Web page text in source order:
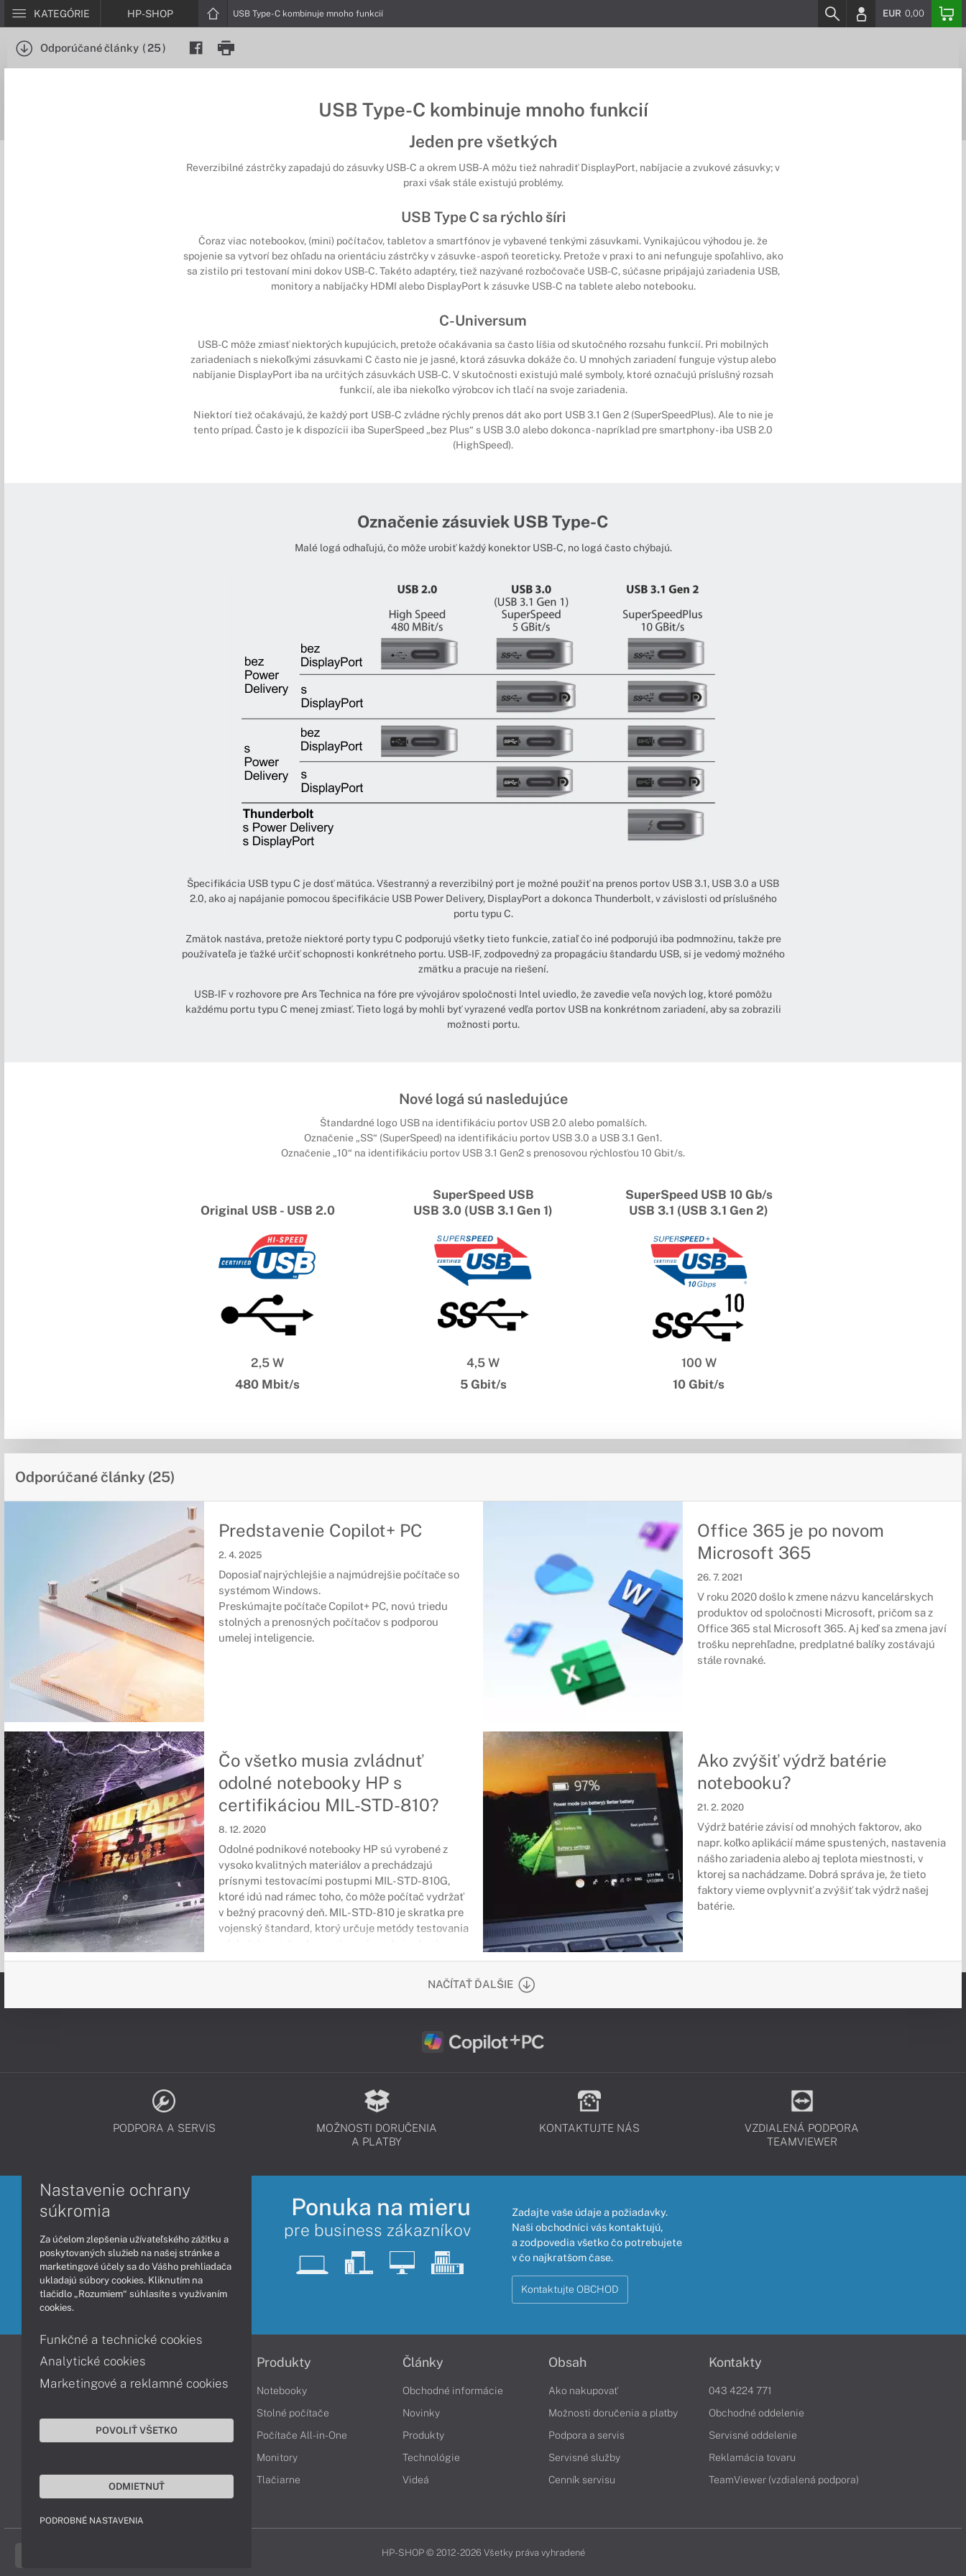
KATEGÓRIE HP-SHOP USB Type-C kombinuje mnoho funkcií EUR 0,00
Odporúčané články (25)
USB Type-C kombinuje mnoho funkcií
Jeden pre všetkých
Reverzibilné zástrčky zapadajú do zásuvky USB-C a okrem USB-A môžu tiež nahradiť DisplayPort, nabíjacie a zvukové zásuvky; v
praxi však stále existujú problémy.
USB Type C sa rýchlo šíri
Čoraz viac notebookov, (mini) počítačov, tabletov a smartfónov je vybavené tenkými zásuvkami. Vynikajúcou výhodou je. že
spojenie sa vytvorí bez ohľadu na orientáciu zástrčky v zásuvke - aspoň teoreticky. Pretože v praxi to ani nefunguje spoľahlivo, ako
sa zistilo pri testovaní mini dokov USB-C. Takéto adaptéry, tiež nazývané rozbočovače USB-C, súčasne pripájajú zariadenia USB,
monitory a nabíjačky HDMI alebo DisplayPort k zásuvke USB-C na tablete alebo notebooku.
C-Universum
USB-C môže zmiasť niektorých kupujúcich, pretože očakávania sa často líšia od skutočného rozsahu funkcií. Pri mobilných
zariadeniach s niekoľkými zásuvkami C často nie je jasné, ktorá zásuvka dokáže čo. U mnohých zariadení funguje výstup alebo
nabíjanie DisplayPort iba na určitých zásuvkách USB-C. V skutočnosti existujú malé symboly, ktoré označujú príslušný rozsah
funkcií, ale iba niekoľko výrobcov ich tlačí na svoje zariadenia.
Niektorí tiež očakávajú, že každý port USB-C zvládne rýchly prenos dát ako port USB 3.1 Gen 2 (SuperSpeedPlus). Ale to nie je
tento prípad. Často je k dispozícii iba SuperSpeed ​​„bez Plus“ s USB 3.0 alebo dokonca - napríklad pre smartphony - iba USB 2.0
(HighSpeed).
Označenie zásuviek USB Type-C
Malé logá odhaľujú, čo môže urobiť každý konektor USB-C, no logá často chýbajú.
Špecifikácia USB typu C je dosť mätúca. Všestranný a reverzibilný port je možné použiť na prenos portov USB 3.1, USB 3.0 a USB
2.0, ako aj napájanie pomocou špecifikácie USB Power Delivery, DisplayPort a dokonca Thunderbolt, v závislosti od príslušného
portu typu C.
Zmätok nastáva, pretože niektoré porty typu C podporujú všetky tieto funkcie, zatiaľ čo iné podporujú iba podmnožinu, takže pre
používateľa je ťažké určiť schopnosti konkrétneho portu. USB-IF, zodpovedný za propagáciu štandardu USB, si je vedomý možného
zmätku a pracuje na riešení.
USB-IF v rozhovore pre Ars Technica na fóre pre vývojárov spoločnosti Intel uviedlo, že zavedie veľa nových log, ktoré pomôžu
každému portu typu C menej zmiasť. Tieto logá by mohli byť vyrazené vedľa portov USB na konkrétnom zariadení, aby sa zobrazili
možnosti portu.
Nové logá sú nasledujúce
Štandardné logo USB na identifikáciu portov USB 2.0 alebo pomalších.
Označenie „SS“ (SuperSpeed) na identifikáciu portov USB 3.0 a USB 3.1 Gen1.
Označenie „10“ na identifikáciu portov USB 3.1 Gen2 s prenosovou rýchlosťou 10 Gbit/s.
Original USB - USB 2.0
2,5 W
480 Mbit/s
SuperSpeed USB
USB 3.0 (USB 3.1 Gen 1)
4,5 W
5 Gbit/s
SuperSpeed USB 10 Gb/s
USB 3.1 (USB 3.1 Gen 2)
100 W
10 Gbit/s
Odporúčané články (25)
Predstavenie Copilot+ PC
2. 4. 2025
Doposiaľ najrýchlejšie a najmúdrejšie počítače so
systémom Windows.
Preskúmajte počítače Copilot+ PC, novú triedu
stolných a prenosných počítačov s podporou
umelej inteligencie.
Office 365 je po novom
Microsoft 365
26. 7. 2021
V roku 2020 došlo k zmene názvu kancelárskych
produktov od spoločnosti Microsoft, pričom sa z
Office 365 stal Microsoft 365. Aj keď sa zmena javí
trošku neprehľadne, predplatné balíky zostávajú
stále rovnaké.
Čo všetko musia zvládnuť
odolné notebooky HP s
certifikáciou MIL-STD-810?
8. 12. 2020
Odolné podnikové notebooky HP sú vyrobené z
vysoko kvalitných materiálov a prechádzajú
prísnymi testovacími postupmi MIL-STD-810G,
ktoré idú nad rámec toho, čo môže počítač vydržať
v bežný pracovný deň. MIL-STD-810 je skratka pre
vojenský štandard, ktorý určuje metódy testovania
Ako zvýšiť výdrž batérie
notebooku?
21. 2. 2020
Výdrž batérie závisí od mnohých faktorov, ako
napr. koľko aplikácií máme spustených, nastavenia
nášho zariadenia alebo aj teplota miestnosti, v
ktorej sa nachádzame. Dobrá správa je, že tieto
faktory vieme ovplyvniť a zvýšiť tak výdrž našej
batérie.
NAČÍTAŤ ĎALŠIE
PODPORA A SERVIS
MOŽNOSTI DORUČENIA
A PLATBY
KONTAKTUJTE NÁS
VZDIALENÁ PODPORA
TEAMVIEWER
Ponuka na mieru
pre business zákazníkov
Zadajte vaše údaje a požiadavky.
Naši obchodníci vás kontaktujú,
a zodpovedia všetko čo potrebujete
v čo najkratšom čase.
Kontaktujte OBCHOD
Informácie
Obchodné podmienky
Ochrana osobných údajov
Vyhlásenie o prístupnosti
Cookies
Produkty
Notebooky
Stolné počítače
Počítače All-in-One
Monitory
Tlačiarne
Články
Obchodné informácie
Novinky
Produkty
Technológie
Videá
Obsah
Ako nakupovať
Možnosti doručenia a platby
Podpora a servis
Servisné služby
Cenník servisu
Kontakty
043 4224 771
Obchodné oddelenie
Servisné oddelenie
Reklamácia tovaru
TeamViewer (vzdialená podpora)
HP-SHOP © 2012 - 2026 Všetky práva vyhradené
Nastavenie ochrany
súkromia
Za účelom zlepšenia užívateľského zážitku a
poskytovaných služieb na našej stránke a
marketingové účely sa do Vášho prehliadača
ukladajú súbory cookies. Kliknutím na
tlačidlo „Rozumiem“ súhlasíte s využívaním
cookies.
Funkčné a technické cookies
Analytické cookies
Marketingové a reklamné cookies
POVOLIŤ VŠETKO
ODMIETNUŤ
PODROBNÉ NASTAVENIA